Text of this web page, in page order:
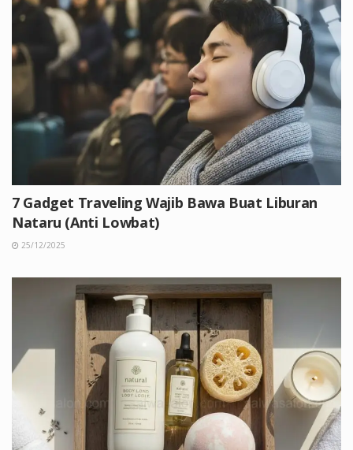
7 Gadget Traveling Wajib Bawa Buat Liburan
Nataru (Anti Lowbat)
25/12/2025